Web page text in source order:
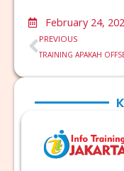
February 24,
Prev
PREVIOUS